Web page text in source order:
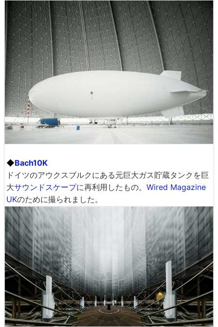
◆Bach10K
ドイツのアウクスブルクにある元巨大ガス貯蔵タンクを巨
大サウンドスケープに再利用したもの。 Wired Magazine
UKのために撮られました。